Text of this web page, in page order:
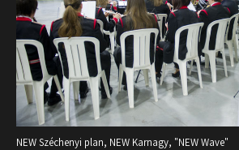
NEW Széchenyi plan, NEW Karnagy, "NEW Wave"